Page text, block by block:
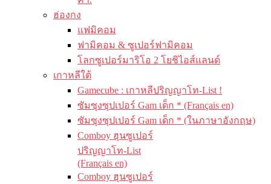
ฮ่องกง
แฟมิคอม
ฟามิคอม & ซูเปอร์ฟามิคอม
โลกซูเปอร์มาริโอ 2 โยชิไอส์แลนด์
เกาหลีใต้
Gamecube : เกาหลีปริญญาโท-List !
ซัมซุงซุปเปอร์ Gam เด็ก * (Français en)
ซัมซุงซุปเปอร์ Gam เด็ก * (ในภาษาอังกฤษ)
Comboy ฮุนซูเปอร์
ปริญญาโท-List
(Français en)
Comboy ฮุนซูเปอร์